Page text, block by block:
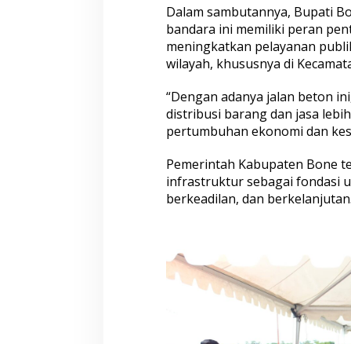
k
e
s
B
n
d
a
r
A
r
u
n
l
a
Dalam sambutannya, Bupati
bandara ini memiliki peran
meningkatkan pelayanan
wilayah, khususnya di
“Dengan adanya jalan beton
distribusi barang dan jasa
pertumbuhan ekonomi dan
Pemerintah Kabupaten Bone
infrastruktur sebagai fondasi
berkeadilan, dan